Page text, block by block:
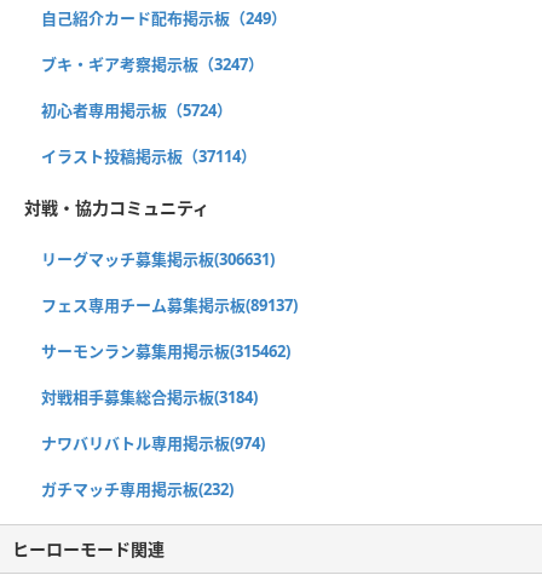
自己紹介カード配布掲示板（249）
ブキ・ギア考察掲示板（3247）
初心者専用掲示板（5724）
イラスト投稿掲示板（37114）
対戦・協力コミュニティ
リーグマッチ募集掲示板(306631)
フェス専用チーム募集掲示板(89137)
サーモンラン募集用掲示板(315462)
対戦相手募集総合掲示板(3184)
ナワバリバトル専用掲示板(974)
ガチマッチ専用掲示板(232)
ヒーローモード関連